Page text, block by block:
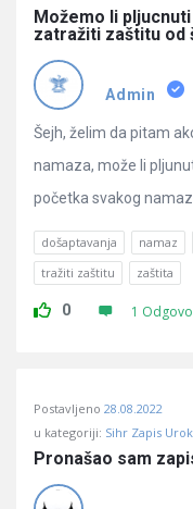
Možemo li
zatražiti zaštitu od
Admin
Šejh, želim da pitam
namaza, može li
početka svakog
došaptavanja namaz
tražiti zaštitu
zaštita
0 1
Postavljeno 28.08.2022
u kategoriji: Sihr Zapis
Pronašao sam